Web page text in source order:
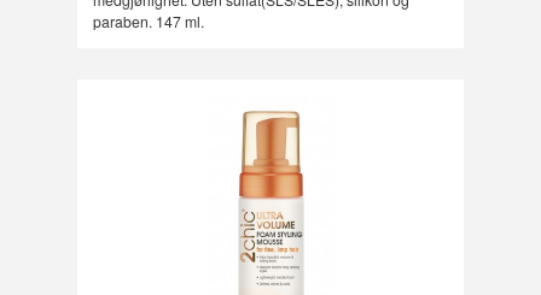
paraben. 147 ml.